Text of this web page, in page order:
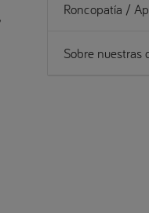
Roncopatía /
Sobre nuestras